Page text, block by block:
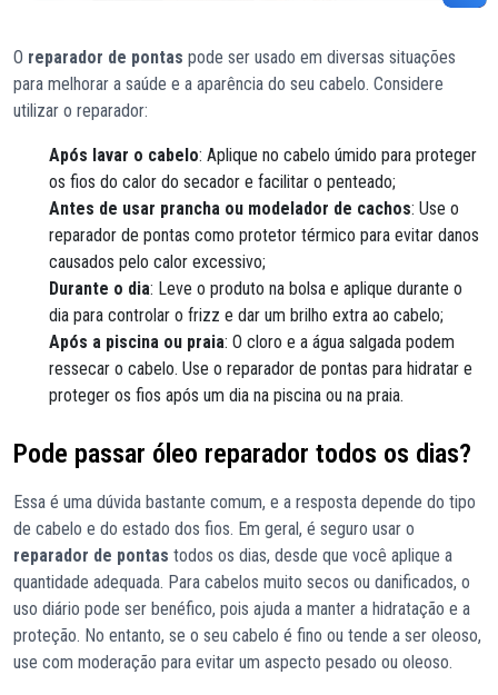
O reparador de pontas pode ser usado em diversas situações
para melhorar a saúde e a aparência do seu cabelo. Considere
utilizar o reparador:
Após lavar o cabelo: Aplique no cabelo úmido para proteger
os fios do calor do secador e facilitar o penteado;
Antes de usar prancha ou modelador de cachos: Use o
reparador de pontas como protetor térmico para evitar danos
causados pelo calor excessivo;
Durante o dia: Leve o produto na bolsa e aplique durante o
dia para controlar o frizz e dar um brilho extra ao cabelo;
Após a piscina ou praia: O cloro e a água salgada podem
ressecar o cabelo. Use o reparador de pontas para hidratar e
proteger os fios após um dia na piscina ou na praia.
Pode passar óleo reparador todos os dias?
Essa é uma dúvida bastante comum, e a resposta depende do tipo
de cabelo e do estado dos fios. Em geral, é seguro usar o
reparador de pontas todos os dias, desde que você aplique a
quantidade adequada. Para cabelos muito secos ou danificados, o
uso diário pode ser benéfico, pois ajuda a manter a hidratação e a
proteção. No entanto, se o seu cabelo é fino ou tende a ser oleoso,
use com moderação para evitar um aspecto pesado ou oleoso.